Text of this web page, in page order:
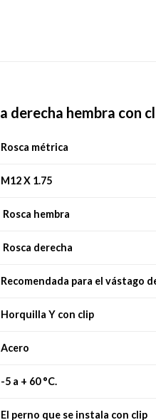
derecha hembra con
Rosca métrica
M12 X 1.75
Rosca hembra
Rosca derecha
Recomendada para el vástago
Horquilla Y con clip
Acero
-5 a + 60 °C.
El perno que se instala con clip